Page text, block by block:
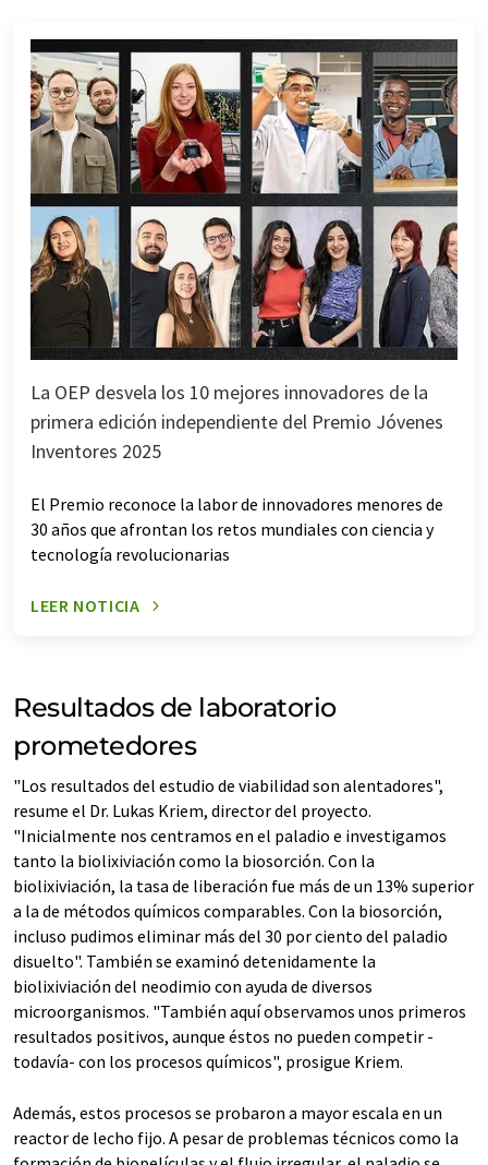
La OEP desvela los 10 mejores innovadores de la
primera edición independiente del Premio Jóvenes
Inventores 2025
El Premio reconoce la labor de innovadores menores de
30 años que afrontan los retos mundiales con ciencia y
tecnología revolucionarias
LEER NOTICIA
Resultados de laboratorio
prometedores
"Los resultados del estudio de viabilidad son alentadores",
resume el Dr. Lukas Kriem, director del proyecto.
"Inicialmente nos centramos en el paladio e investigamos
tanto la biolixiviación como la biosorción. Con la
biolixiviación, la tasa de liberación fue más de un 13% superior
a la de métodos químicos comparables. Con la biosorción,
incluso pudimos eliminar más del 30 por ciento del paladio
disuelto". También se examinó detenidamente la
biolixiviación del neodimio con ayuda de diversos
microorganismos. "También aquí observamos unos primeros
resultados positivos, aunque éstos no pueden competir -
todavía- con los procesos químicos", prosigue Kriem.
Además, estos procesos se probaron a mayor escala en un
reactor de lecho fijo. A pesar de problemas técnicos como la